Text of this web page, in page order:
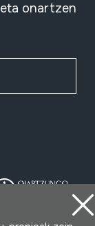
onartzen